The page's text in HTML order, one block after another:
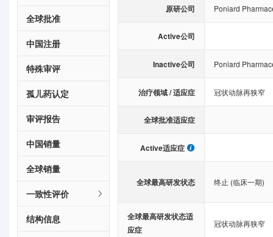
全球批准
中国注册
特殊审评
孤儿药认定
审评报告
中国销量
全球销量
一致性评价
结构信息
原研公司 Poniard
Active公司
Inactive公司 Poniard
治疗领域 / 适应症 冠状动脉再狭窄
全球批准适应症
Active适应症
全球最高研发状态 终止 (临床一期)
全球最高研发状态适
应症
冠状动脉再狭窄